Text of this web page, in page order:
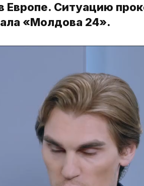
Европе. Ситуацию
«Молдова 24».